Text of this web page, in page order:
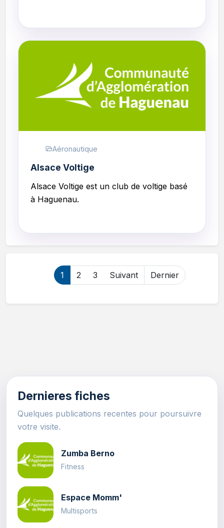
Aéronautique
Alsace Voltige
Alsace Voltige est un club de voltige basé
à Haguenau.
1 2 3 Suivant Dernier
Dernieres fiches
Quelques publications recentes pour poursuivre
votre visite.
Zumba Berno
Fitness
Espace Momm'
Multisports